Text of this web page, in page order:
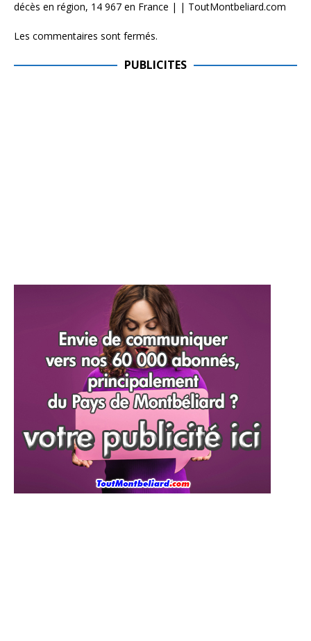
décès en région, 14 967 en France | | ToutMontbeliard.com
Les commentaires sont fermés.
PUBLICITES